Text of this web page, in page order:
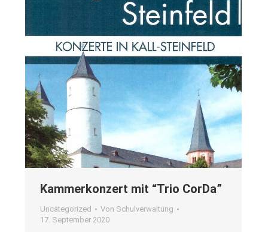
Kam­mer­kon­zert mit “Trio CorDa”
Uncategorized Von Schulverwaltung
17. September 2020